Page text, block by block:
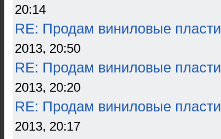
20:14
RE: Продам виниловые
2013, 20:50
RE: Продам виниловые
2013, 20:20
RE: Продам виниловые
2013, 20:17